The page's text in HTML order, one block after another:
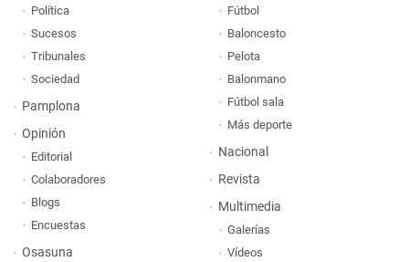
Política
Sucesos
Tribunales
Sociedad
Pamplona
Opinión
Editorial
Colaboradores
Blogs
Encuestas
Osasuna
Fútbol
Baloncesto
Pelota
Balonmano
Fútbol sala
Más deporte
Nacional
Revista
Multimedia
Galerías
Vídeos